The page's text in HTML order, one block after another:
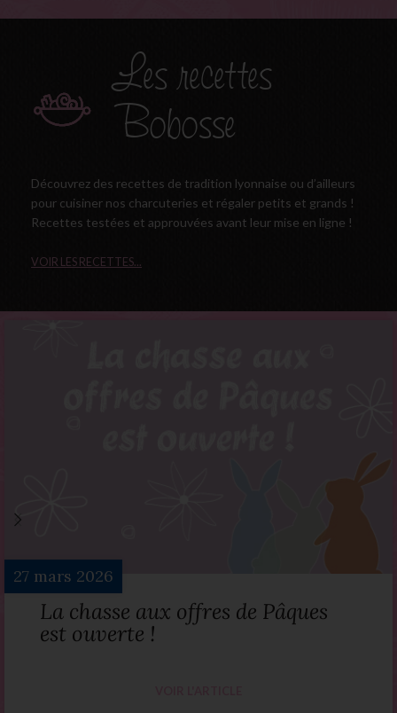
Les recettes
Bobosse
Découvrez des recettes de tradition lyonnaise ou d’ailleurs
pour cuisiner nos charcuteries et régaler petits et grands !
Recettes testées et approuvées avant leur mise en ligne !
VOIR LES RECETTES...
27 mars 2026
La chasse aux offres de Pâques
est ouverte !